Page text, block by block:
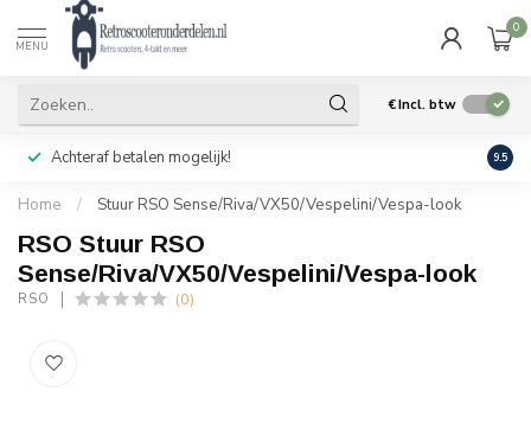
MENU
0
€Incl. btw
Achteraf betalen mogelijk! Geen
9.5
Home / Stuur RSO Sense/Riva/VX50/Vespelini/Vespa-look
RSO Stuur RSO
Sense/Riva/VX50/Vespelini/Vespa-look
RSO (0)